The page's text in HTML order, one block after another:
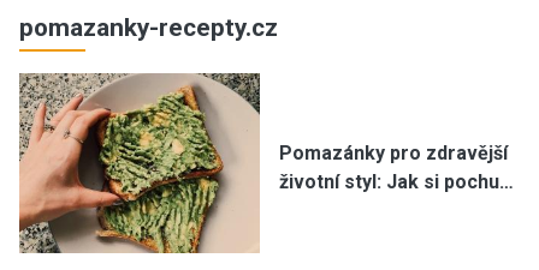
pomazanky-recepty.cz
Pomazánky pro zdravější
životní styl: Jak si pochu…